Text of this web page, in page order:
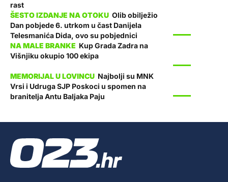
rast
Olib obilježio
Dan pobjede 6. utrkom u čast Danijela
Telesmanića Dida, ovo su pobjednici
Kup Grada Zadra na
Višnjiku okupio 100 ekipa
Najbolji su MNK
Vrsi i Udruga SJP Poskoci u spomen na
branitelja Antu Baljaka Paju